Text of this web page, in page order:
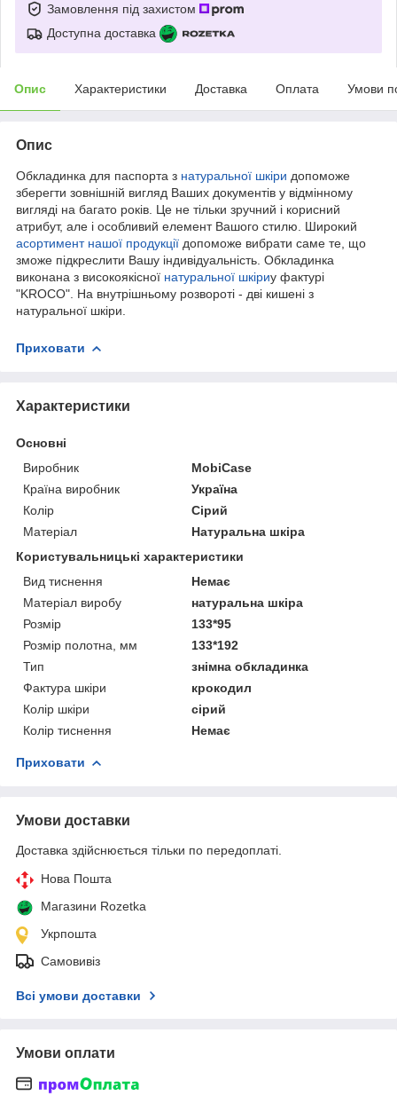
Замовлення під захистом
Доступна доставка
Опис Характеристики Доставка Оплата Умови
Опис
Обкладинка для паспорта з натуральної шкіри допоможе
зберегти зовнішній вигляд Ваших документів у відмінному
вигляді на багато років. Це не тільки зручний і корисний
атрибут, але і особливий елемент Вашого стилю. Широкий
асортимент нашої продукції допоможе вибрати саме те, що
зможе підкреслити Вашу індивідуальність. Обкладинка
виконана з високоякісної натуральної шкіриу фактурі
"KROCO". На внутрішньому розвороті - дві кишені з
натуральної шкіри.
Приховати
Характеристики
Основні
Виробник
MobiCase
Країна виробник
Україна
Колір
Сірий
Матеріал
Натуральна шкіра
Користувальницькі характеристики
Вид тиснення
Немає
Матеріал виробу
натуральна шкіра
Розмір
133*95
Розмір полотна, мм
133*192
Тип
знімна обкладинка
Фактура шкіри
крокодил
Колір шкіри
сірий
Колір тиснення
Немає
Приховати
Умови доставки
Доставка здійснюється тільки по передоплаті.
Нова Пошта
Магазини Rozetka
Укрпошта
Самовивіз
Всі умови доставки
Умови оплати